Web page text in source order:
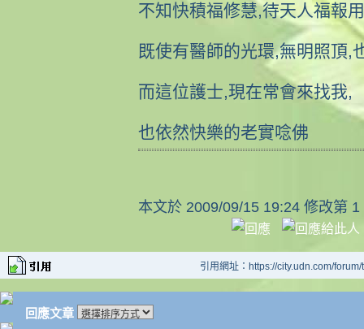
不知快積福修慧,待天人福報
既使有醫師的光環,無明照頂,
而這位護士,現在常會來找我,
也依然快樂的老實唸佛
本文於 2009/09/15 19:24 修改第 1
引用網址：https://city.udn.com/
回應文章